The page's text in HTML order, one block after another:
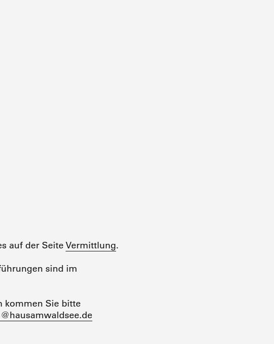
auf der Seite Vermittlung.
sind im
kommen Sie bitte